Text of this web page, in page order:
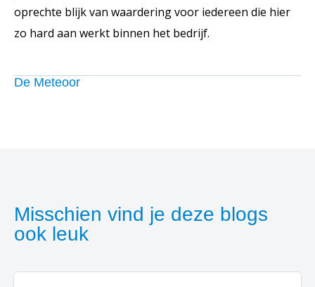
oprechte blijk van waardering voor iedereen die hier
zo hard aan werkt binnen het bedrijf.
De Meteoor
Misschien vind je deze blogs
ook leuk